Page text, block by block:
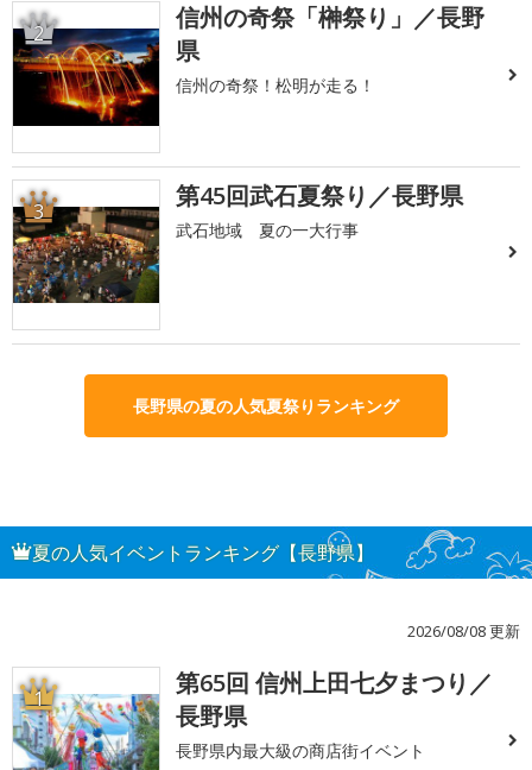
2
信州の奇祭「榊祭り」／長野
県
信州の奇祭！松明が走る！
3 第45回武石夏祭り／長野県
武石地域 夏の一大行事
長野県の夏の人気夏祭りランキング
夏の人気イベントランキング【長野県】
2026/08/08 更新
1
第65回 信州上田七夕まつり／
長野県
長野県内最大級の商店街イベント